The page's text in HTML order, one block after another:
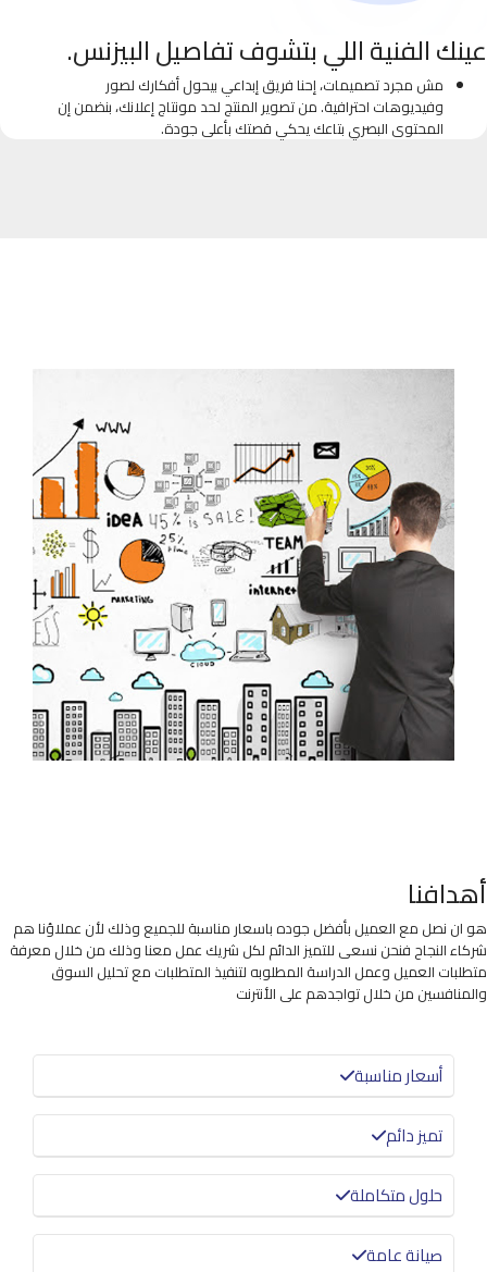
عينك الفنية اللي بتشوف تفاصيل البيزنس.
مش مجرد تصميمات، إحنا فريق إبداعي بيحول أفكارك لصور
وفيديوهات احترافية. من تصوير المنتج لحد مونتاج إعلانك، بنضمن إن
المحتوى البصري بتاعك يحكي قصتك بأعلى جودة.
أهدافنا
هو ان نصل مع العميل بأفضل جوده باسعار مناسبة للجميع وذلك لأن عملاؤنا هم
شركاء النجاح فنحن نسعى للتميز الدائم لكل شريك عمل معنا وذلك من خلال معرفة
متطلبات العميل وعمل الدراسة المطلوبه لتنفيذ المتطلبات مع تحليل السوق
والمنافسين من خلال تواجدهم على الأنترنت
أسعار مناسبة
تميز دائم
حلول متكاملة
صيانة عامة